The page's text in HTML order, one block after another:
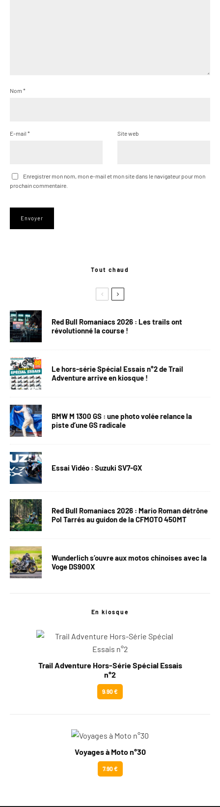
Nom *
E-mail * Site web
Enregistrer mon nom, mon e-mail et mon site dans le navigateur pour mon
prochain commentaire.
Tout chaud
Red Bull Romaniacs 2026 : Les trails ont
révolutionné la course !
Le hors-série Spécial Essais n°2 de Trail
Adventure arrive en kiosque !
BMW M 1300 GS : une photo volée relance la
piste d’une GS radicale
Essai Vidéo : Suzuki SV7-GX
Red Bull Romaniacs 2026 : Mario Roman détrône
Pol Tarrés au guidon de la CFMOTO 450MT
Wunderlich s’ouvre aux motos chinoises avec la
Voge DS900X
En kiosque
Trail Adventure Hors-Série Spécial Essais
n°2
9.90 €
Voyages à Moto n°30
7.90 €